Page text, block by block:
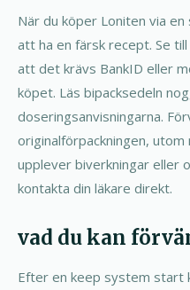
När du köper Loniten via
att ha en färsk recept. Se
att det krävs BankID eller
köpet. Läs bipacksedeln
doseringsanvisningarna.
originalförpackningen, utom
upplever biverkningar eller
kontakta din läkare direkt.
vad du kan
Efter en keep system start